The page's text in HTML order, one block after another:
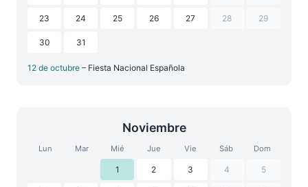
23 24 25 26 27 28 29
30 31
12 de octubre – Fiesta Nacional Española
Noviembre
Lun Mar Mié Jue Vie Sáb Dom
1 2 3 4 5